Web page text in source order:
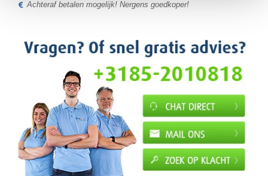
Achteraf betalen mogelijk! Nergens goedkoper!